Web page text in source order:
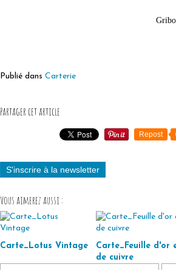
Publié dans Carterie
Partager cet article
Repost
S'inscrire à la newsletter
Vous aimerez aussi :
Carte_Lotus Vintage
Carte_Feuille d'or
de cuivre